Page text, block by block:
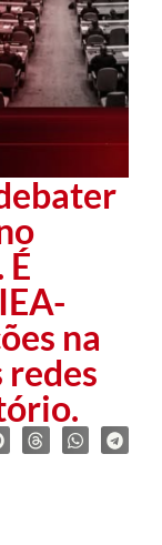
na
redes